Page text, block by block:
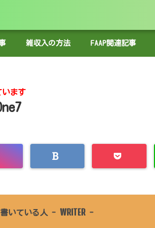
雑収入の方法 FAAP関連記事
ます
いている人 - WRITER -